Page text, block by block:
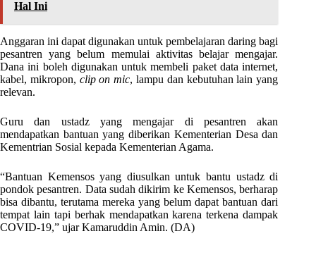
Hal Ini
Anggaran ini dapat digunakan untuk pembelajaran daring bagi
pesantren yang belum memulai aktivitas belajar mengajar.
Dana ini boleh digunakan untuk membeli paket data internet,
kabel, mikropon, clip on mic, lampu dan kebutuhan lain yang
relevan.
Guru dan ustadz yang mengajar di pesantren akan
mendapatkan bantuan yang diberikan Kementerian Desa dan
Kementrian Sosial kepada Kementerian Agama.
“Bantuan Kemensos yang diusulkan untuk bantu ustadz di
pondok pesantren. Data sudah dikirim ke Kemensos, berharap
bisa dibantu, terutama mereka yang belum dapat bantuan dari
tempat lain tapi berhak mendapatkan karena terkena dampak
COVID-19,” ujar Kamaruddin Amin. (DA)